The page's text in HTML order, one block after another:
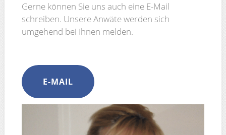
Gerne können Sie uns auch eine E-Mail
schreiben. Unsere Anwäte werden sich
umgehend bei Ihnen melden.
E-MAIL